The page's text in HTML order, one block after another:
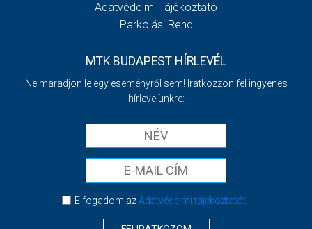
Adatvédelmi Tájékoztató
Parkolási Rend
MTK BUDAPEST HÍRLEVÉL
Ne maradjon le egy eseményről sem! Iratkozzon fel ingyenes
hírlevelünkre:
Elfogadom azAdatvédelmi tájékoztatót!